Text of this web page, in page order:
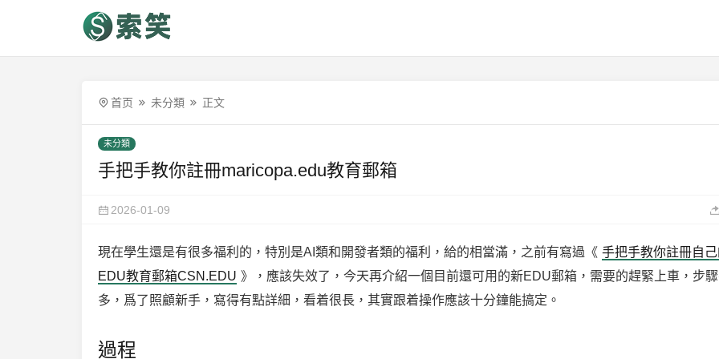
首页 未分類 正文
未分類
手把手教你註冊maricopa.edu教育郵箱
2026-01-09
現在學生還是有很多福利的，特別是AI類和開發者類的福利，給的相當滿，之前有寫過《 手把手教你註冊自
EDU教育郵箱CSN.EDU 》，應該失效了，今天再介紹一個目前還可用的新EDU郵箱，需要的趕緊上車，步
多，爲了照顧新手，寫得有點詳細，看着很長，其實跟着操作應該十分鐘能搞定。
過程